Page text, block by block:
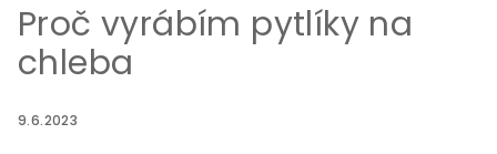
Proč vyrábím pytlíky na
chleba
9.6.2023